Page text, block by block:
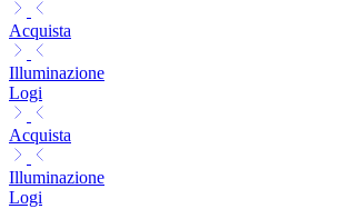
Acquista
Illuminazione
Logi
Acquista
Illuminazione
Logi